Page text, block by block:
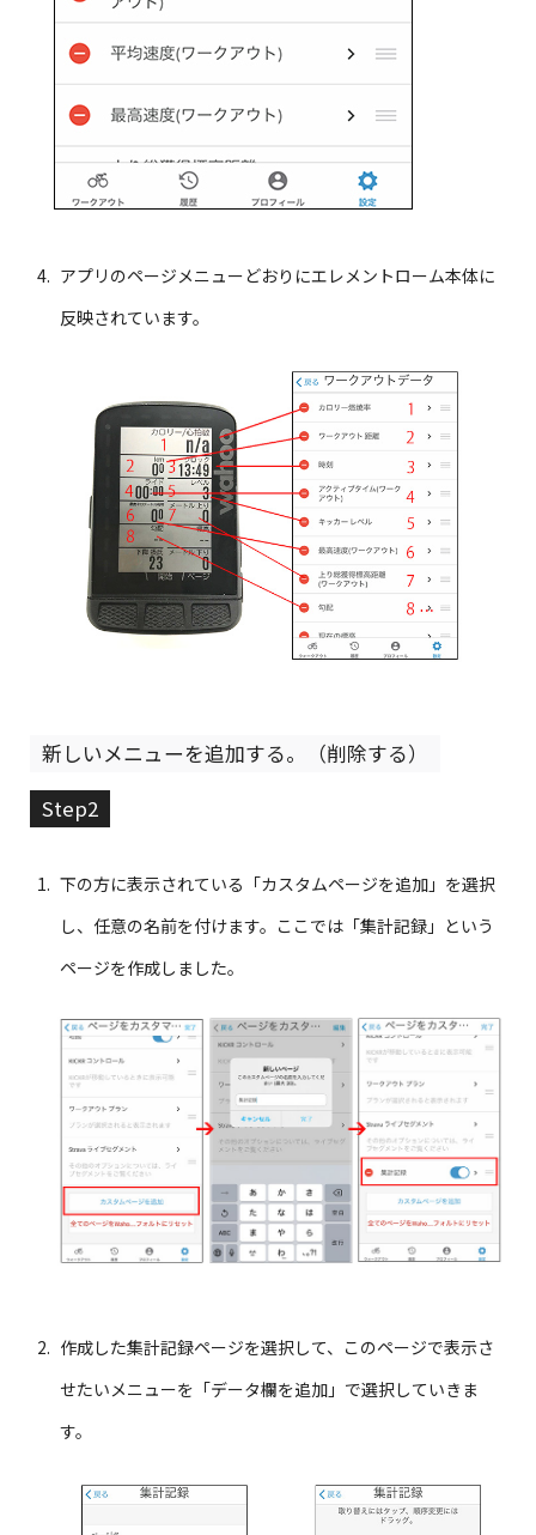
アプリのページメニューどおりにエレメントローム本体に
反映されています。
新しいメニューを追加する。（削除する）
Step2
下の方に表示されている「カスタムページを追加」を選択
し、任意の名前を付けます。ここでは「集計記録」という
ページを作成しました。
作成した集計記録ページを選択して、このページで表示さ
せたいメニューを「データ欄を追加」で選択していきま
す。